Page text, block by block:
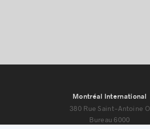
Montréal International
380 Rue Saint-Antoine O
Bureau 6000